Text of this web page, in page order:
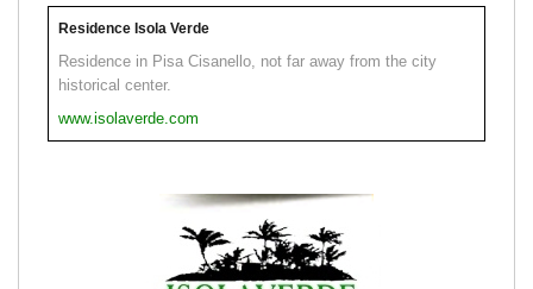
Residence Isola Verde
Residence in Pisa Cisanello, not far away from the city
historical center.
www.isolaverde.com